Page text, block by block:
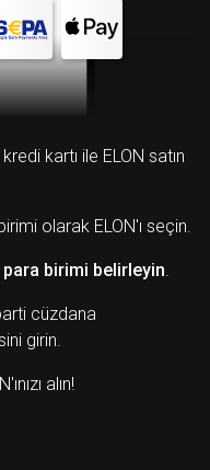
kartı ile ELON satın
olarak ELON'ı seçin.
birimi belirleyin.
cüzdana
girin.
alın!